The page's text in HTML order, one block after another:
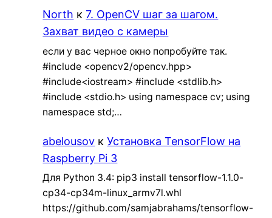
North к7. OpenCV шаг за шагом.
Захват видео с камеры
если у вас черное окно попробуйте так.
#include <opencv2/opencv.hpp>
#include<iostream> #include <stdlib.h>
#include <stdio.h> using namespace cv; using
namespace std;…
abelousov кУстановка TensorFlow на
Raspberry Pi 3
Для Python 3.4: pip3 install tensorflow-1.1.0-
cp34-cp34m-linux_armv7l.whl
https://github.com/samjabrahams/tensorflow-